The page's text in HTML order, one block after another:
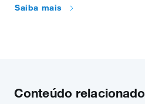
Saiba mais
Conteúdo relacionado